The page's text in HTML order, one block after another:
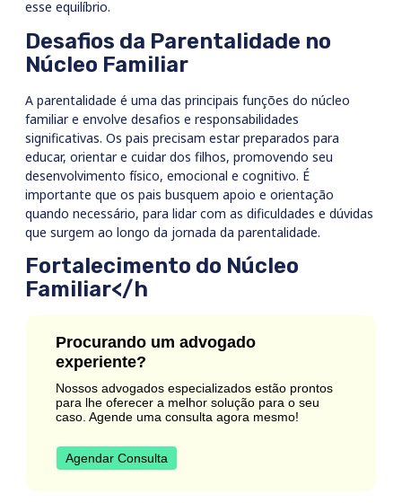
esse equilíbrio.
Desafios da Parentalidade no
Núcleo Familiar
A parentalidade é uma das principais funções do núcleo
familiar e envolve desafios e responsabilidades
significativas. Os pais precisam estar preparados para
educar, orientar e cuidar dos filhos, promovendo seu
desenvolvimento físico, emocional e cognitivo. É
importante que os pais busquem apoio e orientação
quando necessário, para lidar com as dificuldades e dúvidas
que surgem ao longo da jornada da parentalidade.
Fortalecimento do Núcleo
Familiar</h
Procurando um advogado
experiente?
Nossos advogados especializados estão prontos
para lhe oferecer a melhor solução para o seu
caso. Agende uma consulta agora mesmo!
Agendar Consulta